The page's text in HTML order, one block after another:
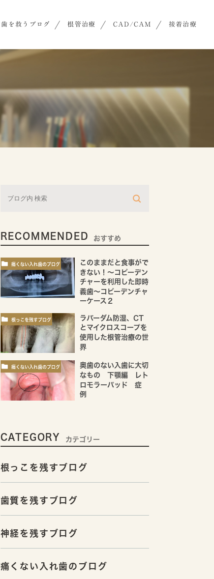
歯を救うブログ 根管治療 CAD/CAM 接着治療
RECOMMENDED おすすめ
痛くない入れ歯のブログ
このままだと食事がで
きない！～コピーデン
チャーを利用した即時
義歯～コピーデンチャ
ーケース２
根っこを残すブログ
ラバーダム防湿、CT
とマイクロスコープを
使用した根管治療の世
界
痛くない入れ歯のブログ
奥歯のない入歯に大切
なもの 下顎編 レト
ロモラーパッド 症
例
CATEGORY カテゴリー
根っこを残すブログ
歯質を残すブログ
神経を残すブログ
痛くない入れ歯のブログ